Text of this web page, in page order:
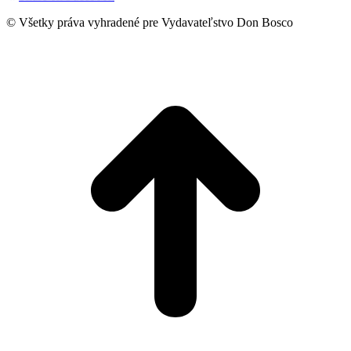
Facebook
© Všetky práva vyhradené pre Vydavateľstvo Don Bosco